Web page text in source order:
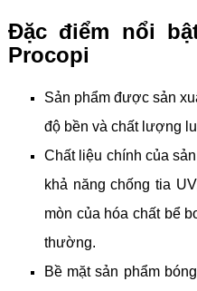
Đặc điểm nổi
Procopi
Sản phẩm được sản
độ bền và chất lượng
Chất liệu chính của
khả năng chống tia
mòn của hóa chất bể
thường.
Bề mặt sản phẩm